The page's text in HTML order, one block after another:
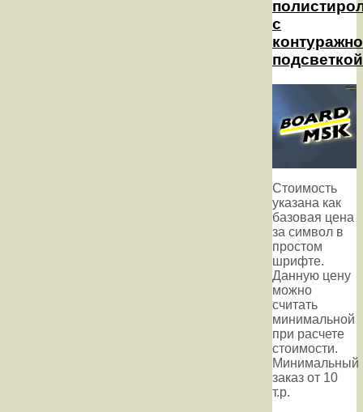
с
подсветкой
Стоимость
указана как
базовая цена
за символ в
простом
шрифте.
Данную цену
можно
считать
минимальной
при расчете
стоимости.
Минимальный
заказ от 10
т.р.